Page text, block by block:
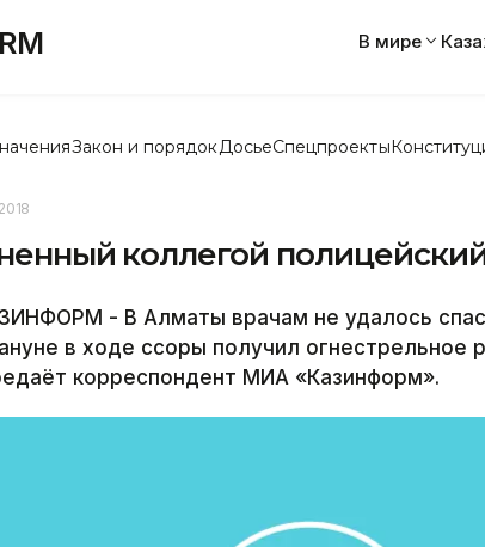
В мире
Закон и порядок ДосьеСпецпроекты
коллегой
- В Алматы врачам не удалось
в ходе ссоры получил огнестрельное
корреспондент МИА «Казинформ».